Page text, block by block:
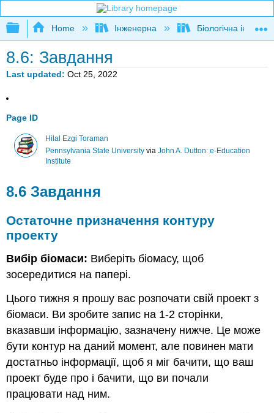
Expand/collapse global hierarchy
Home Інженерна Біологічна
8.6: Завдання
Last updated Oct 25, 2022
Page ID
Hilal Ezgi Toraman
Pennsylvania State Universityvia John A. Dutton: e-Education
Institute
8.6 Завдання
Остаточне призначення контуру
проекту
Вибір біомаси: Виберіть біомасу, щоб
зосередитися на папері.
Цього тижня я прошу вас розпочати свій проект з
біомаси. Ви зробите запис на 1-2 сторінки,
вказавши інформацію, зазначену нижче. Це може
бути контур на даний момент, але повинен мати
достатньо інформації, щоб я міг бачити, що ваш
проект буде про і бачити, що ви почали
працювати над ним.